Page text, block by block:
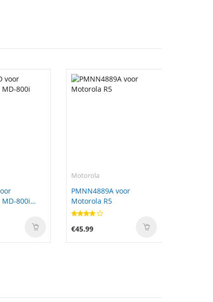
800i
Motorola
PMNN4889A voor
Motorola R5
€45.99